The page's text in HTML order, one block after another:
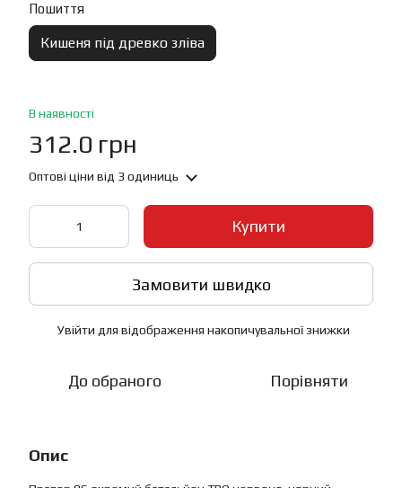
Пошиття
Кишеня під древко зліва
В наявності
312.0 грн
Оптові ціни від 3 одиниць
Купити
Замовити швидко
Увійти для відображення накопичувальної знижки
До обраного Порівняти
Опис